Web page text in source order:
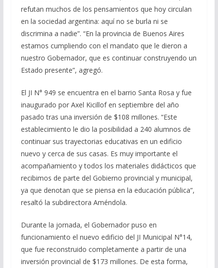
refutan muchos de los pensamientos que hoy circulan
en la sociedad argentina: aquí no se burla ni se
discrimina a nadie”. “En la provincia de Buenos Aires
estamos cumpliendo con el mandato que le dieron a
nuestro Gobernador, que es continuar construyendo un
Estado presente”, agregó.
El JI N° 949 se encuentra en el barrio Santa Rosa y fue
inaugurado por Axel Kicillof en septiembre del año
pasado tras una inversión de $108 millones. “Este
establecimiento le dio la posibilidad a 240 alumnos de
continuar sus trayectorias educativas en un edificio
nuevo y cerca de sus casas. Es muy importante el
acompañamiento y todos los materiales didácticos que
recibimos de parte del Gobierno provincial y municipal,
ya que denotan que se piensa en la educación pública”,
resaltó la subdirectora Améndola.
Durante la jornada, el Gobernador puso en
funcionamiento el nuevo edificio del JI Municipal N°14,
que fue reconstruido completamente a partir de una
inversión provincial de $173 millones. De esta forma,